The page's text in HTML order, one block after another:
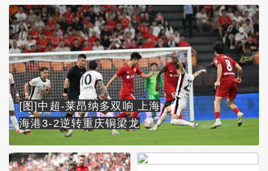
[图]中超-莱昂纳多双响 上海
海港3-2逆转重庆铜梁龙